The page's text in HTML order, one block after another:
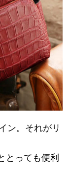
ン。それがリ
とっても便利